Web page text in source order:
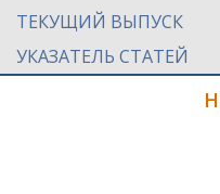
ТЕКУЩИЙ ВЫПУСК
УКАЗАТЕЛЬ СТАТЕЙ